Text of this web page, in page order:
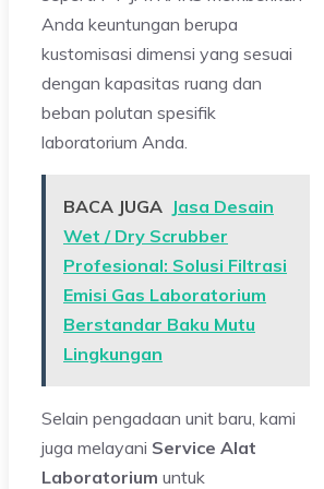
Anda keuntungan berupa
kustomisasi dimensi yang sesuai
dengan kapasitas ruang dan
beban polutan spesifik
laboratorium Anda.
BACA JUGA Jasa Desain
Wet / Dry Scrubber
Profesional: Solusi Filtrasi
Emisi Gas Laboratorium
Berstandar Baku Mutu
Lingkungan
Selain pengadaan unit baru, kami
juga melayani Service Alat
Laboratorium untuk